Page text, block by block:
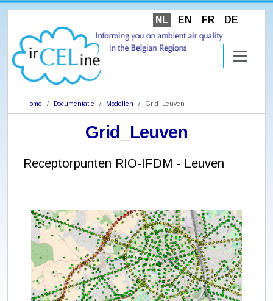
NL EN FR DE
Home Documentatie Modellen Grid_Leuven
Grid_Leuven
Receptorpunten RIO-IFDM - Leuven